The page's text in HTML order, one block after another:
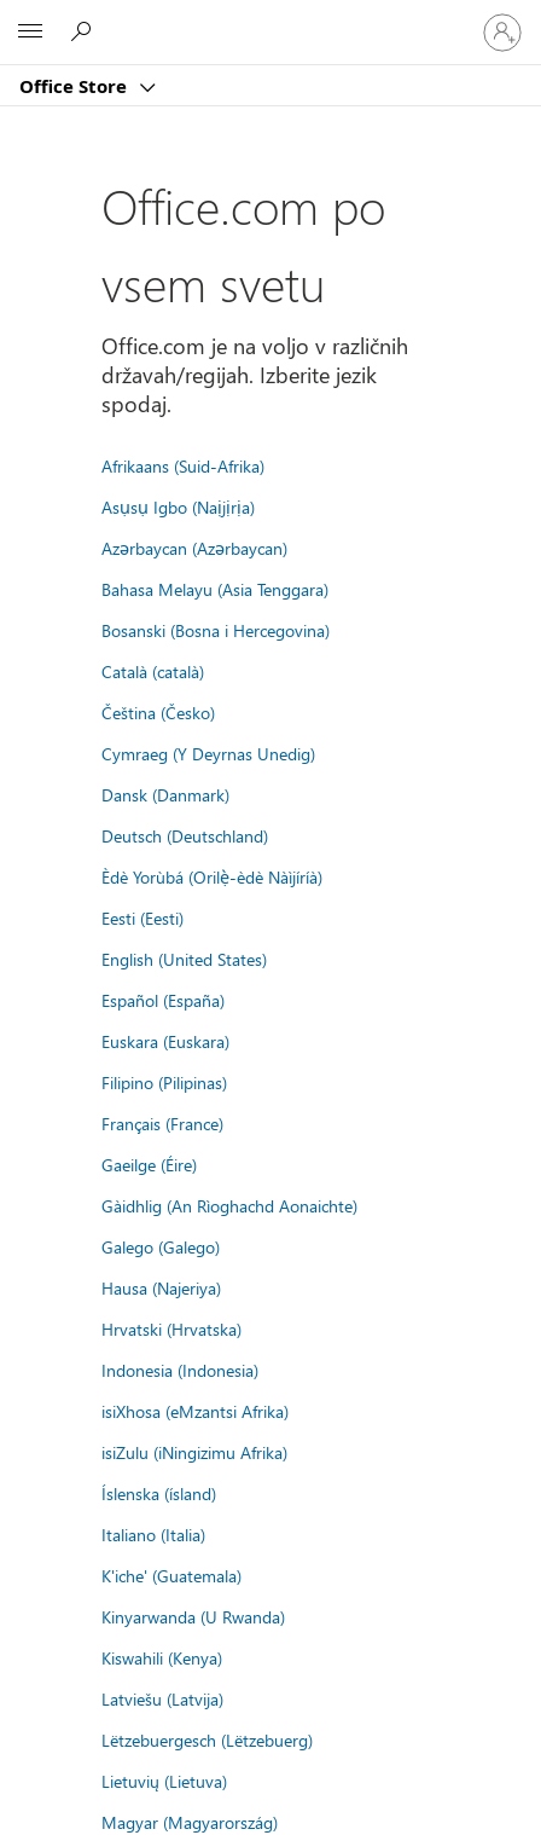
Office Store
Vpišite
se
v
račun
Office.com po
vsem svetu
Office.com je na voljo v različnih
državah/regijah. Izberite jezik
spodaj.
Afrikaans (Suid-Afrika)
Asụsụ Igbo (Naịjịrịa)
Azərbaycan (Azərbaycan)
Bahasa Melayu (Asia Tenggara)
Bosanski (Bosna i Hercegovina)
Català (català)
Čeština (Česko)
Cymraeg (Y Deyrnas Unedig)
Dansk (Danmark)
Deutsch (Deutschland)
Èdè Yorùbá (Orilẹ̀-èdè Nàìjíríà)
Eesti (Eesti)
English (United States)
Español (España)
Euskara (Euskara)
Filipino (Pilipinas)
Français (France)
Gaeilge (Éire)
Gàidhlig (An Rìoghachd Aonaichte)
Galego (Galego)
Hausa (Najeriya)
Hrvatski (Hrvatska)
Indonesia (Indonesia)
isiXhosa (eMzantsi Afrika)
isiZulu (iNingizimu Afrika)
Íslenska (ísland)
Italiano (Italia)
K'iche' (Guatemala)
Kinyarwanda (U Rwanda)
Kiswahili (Kenya)
Latviešu (Latvija)
Lëtzebuergesch (Lëtzebuerg)
Lietuvių (Lietuva)
Magyar (Magyarország)